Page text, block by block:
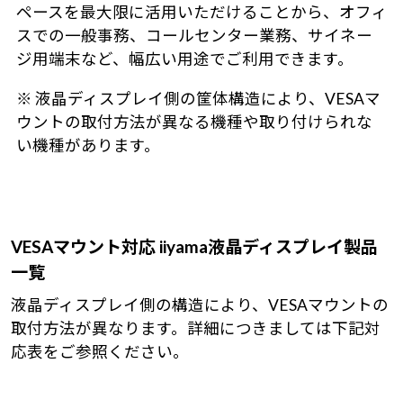
ペースを最大限に活用いただけることから、オフィ
スでの一般事務、コールセンター業務、サイネー
ジ用端末など、幅広い用途でご利用できます。
※ 液晶ディスプレイ側の筐体構造により、VESAマ
ウントの取付方法が異なる機種や取り付けられな
い機種があります。
VESAマウント対応 iiyama液晶ディスプレイ製品
一覧
液晶ディスプレイ側の構造により、VESAマウントの
取付方法が異なります。詳細につきましては下記対
応表をご参照ください。